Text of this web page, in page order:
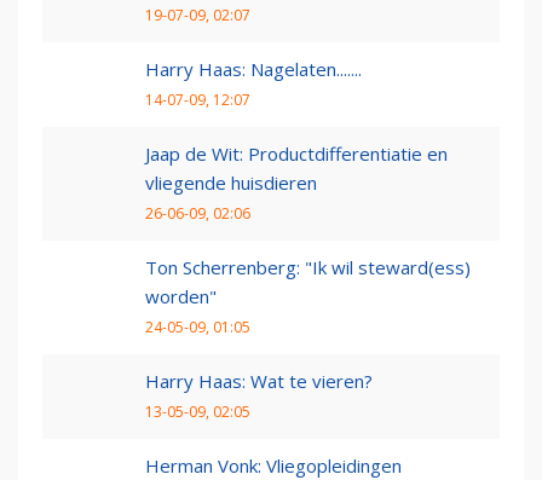
19-07-09, 02:07
Harry Haas: Nagelaten.......
14-07-09, 12:07
Jaap de Wit: Productdifferentiatie en
vliegende huisdieren
26-06-09, 02:06
Ton Scherrenberg: "Ik wil steward(ess)
worden"
24-05-09, 01:05
Harry Haas: Wat te vieren?
13-05-09, 02:05
Herman Vonk: Vliegopleidingen